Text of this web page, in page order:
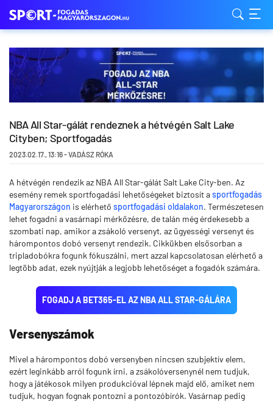
NBA All Star-gálát rendeznek a hétvégén Salt Lake
Cityben; Sportfogadás
2023.02.17.,13:16-VADÁSZ RÓKA
A hétvégén rendezik az NBA All Star-gálát Salt Lake City-ben. Az
esemény remek sportfogadási lehetőségeket biztosít asportfogadás
Magyarországon is elérhető sportfogadási oldalakon. Természetesen
lehet fogadni a vasárnapi mérkőzésre, de talán még érdekesebb a
szombati nap, amikor a zsákoló versenyt, az ügyességi versenyt és
hárompontos dobó versenyt rendezik. Cikkükben elsősorban a
tripladobókra fogunk fókuszálni, mert azzal kapcsolatosan elérhető a
legtöbb adat, ezek nyújtják a legjobb lehetőséget a fogadók számára.
FOGADJ A BET365-EL AZ NBA ALL STAR-GÁLÁRA
Versenyszámok
Mivel a hárompontos dobó versenyben nincsen szubjektív elem,
ezért leginkább arról fogunk írni, a zsákolóversenynél nem tudjuk,
hogy a játékosok milyen produkcióval lépnek majd elő, amiket nem
tudjuk, hogyan fognak pontozni a pontozóbírók. Vasárnap pedig